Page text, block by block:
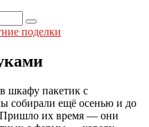
поделки
шкафу пакетик с
собирали ещё осенью и до
Пришло их время — они